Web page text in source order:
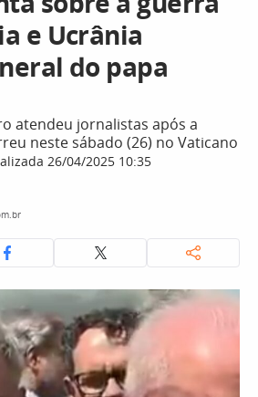
e Ucrânia
do papa
atendeu jornalistas após a
neste sábado (26) no Vaticano
26/04/2025 10:35